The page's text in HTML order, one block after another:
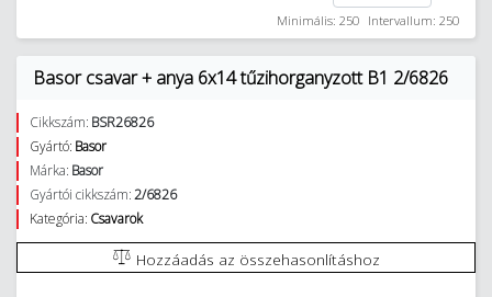
Minimális: 250 Intervallum: 250
Basor csavar + anya 6x14 tűzihorganyzott B1 2/6826
Cikkszám: BSR26826
Gyártó: Basor
Márka: Basor
Gyártói cikkszám:2/6826
Kategória: Csavarok
Hozzáadás az összehasonlításhoz